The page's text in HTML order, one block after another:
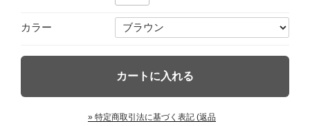
カラー
» 特定商取引法に基づく表記 (返品